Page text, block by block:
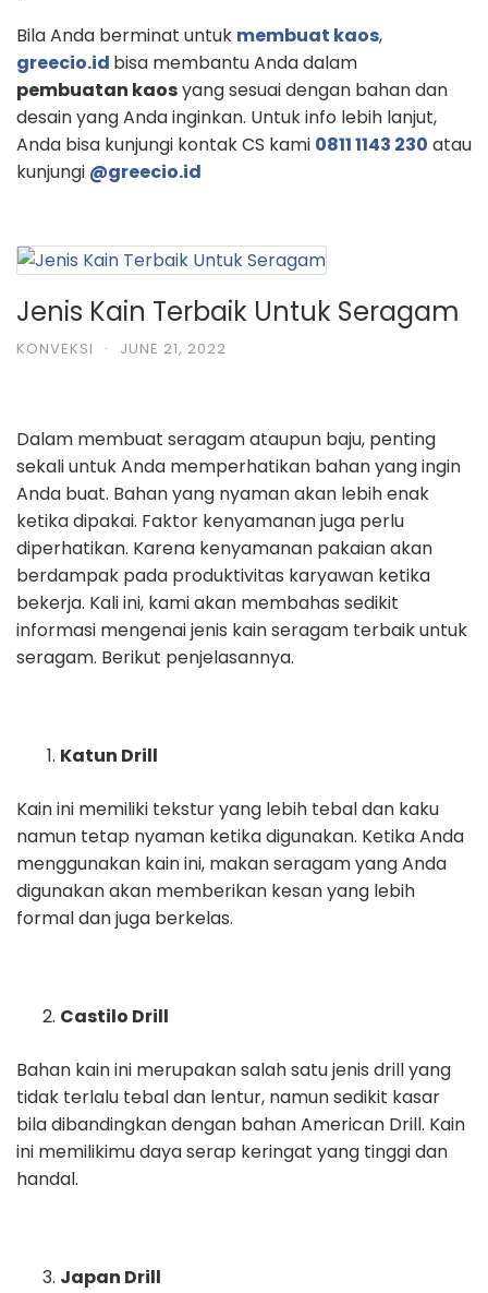
Bila Anda berminat untuk membuat kaos,
greecio.id bisa membantu Anda dalam
pembuatan kaosyang sesuai dengan bahan dan
desain yang Anda inginkan. Untuk info lebih lanjut,
Anda bisa kunjungi kontak CS kami 0811 1143 230 atau
kunjungi @greecio.id
Jenis Kain Terbaik Untuk Seragam
KONVEKSI · JUNE 21, 2022
Dalam membuat seragam ataupun baju, penting
sekali untuk Anda memperhatikan bahan yang ingin
Anda buat. Bahan yang nyaman akan lebih enak
ketika dipakai. Faktor kenyamanan juga perlu
diperhatikan. Karena kenyamanan pakaian akan
berdampak pada produktivitas karyawan ketika
bekerja. Kali ini, kami akan membahas sedikit
informasi mengenai jenis kain seragam terbaik untuk
seragam. Berikut penjelasannya.
Katun Drill
Kain ini memiliki tekstur yang lebih tebal dan kaku
namun tetap nyaman ketika digunakan. Ketika Anda
menggunakan kain ini, makan seragam yang Anda
digunakan akan memberikan kesan yang lebih
formal dan juga berkelas.
Castilo Drill
Bahan kain ini merupakan salah satu jenis drill yang
tidak terlalu tebal dan lentur, namun sedikit kasar
bila dibandingkan dengan bahan American Drill. Kain
ini memilikimu daya serap keringat yang tinggi dan
handal.
Japan Drill